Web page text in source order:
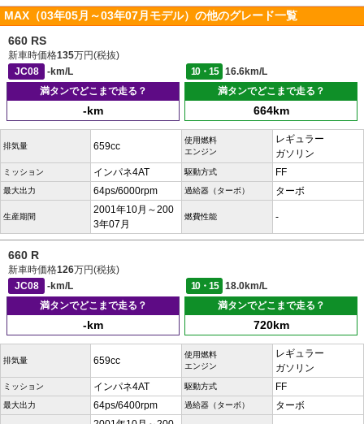
MAX（03年05月～03年07月モデル）の他のグレード一覧
660 RS
新車時価格135万円(税抜)
JC08
-km/L 10・15
16.6km/L
満タンでどこまで走る？
-km
満タンでどこまで走る？
664km
排気量 659cc
使用燃料
エンジン
レギュラー
ガソリン
ミッション インパネ4AT 駆動方式 FF
最大出力 64ps/6000rpm 過給器（ターボ） ターボ
生産期間
2001年10月～200
3年07月
燃費性能 -
660 R
新車時価格126万円(税抜)
JC08
-km/L 10・15
18.0km/L
満タンでどこまで走る？
-km
満タンでどこまで走る？
720km
排気量 659cc
使用燃料
エンジン
レギュラー
ガソリン
ミッション インパネ4AT 駆動方式 FF
最大出力 64ps/6400rpm 過給器（ターボ） ターボ